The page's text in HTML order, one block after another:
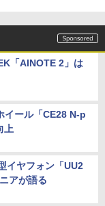
「AINOTE 2」は
イール「CE28 N-p
上
イヤフォン「UU2
アが語る